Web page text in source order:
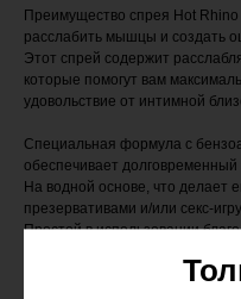
Преимущество спрея Hot Rhino
расслабить мышцы и создать
Этот спрей содержит
которые помогут вам
удовольствие от интимной
Специальная формула с
обеспечивает
На водной основе, что делает
презервативами и/или секс-
Простой в использовании
семяизвержения, что